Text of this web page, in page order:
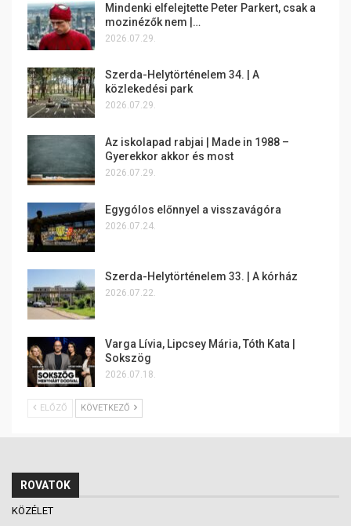
Mindenki elfelejtette Peter Parkert, csak a
mozinézők nem |…
2026.07.29.
Szerda-Helytörténelem 34. | A
közlekedési park
2026.07.29.
Az iskolapad rabjai | Made in 1988 –
Gyerekkor akkor és most
2026.07.29.
Egygólos előnnyel a visszavágóra
2026.07.24.
Szerda-Helytörténelem 33. | A kórház
2026.07.22.
Varga Lívia, Lipcsey Mária, Tóth Kata |
Sokszög
2026.07.18.
ELŐZŐ KÖVETKEZŐ
ROVATOK
KÖZÉLET